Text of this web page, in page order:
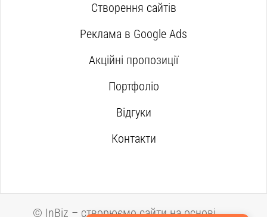
Створення сайтів
Реклама в Google Ads
Акційні пропозиції
Портфоліо
Відгуки
Контакти
© InBiz – створюємо сайти на основі